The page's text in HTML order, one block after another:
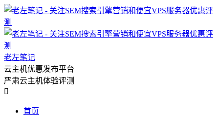
老左笔记
云主机优惠发布平台
严肃云主机体验评测

首页